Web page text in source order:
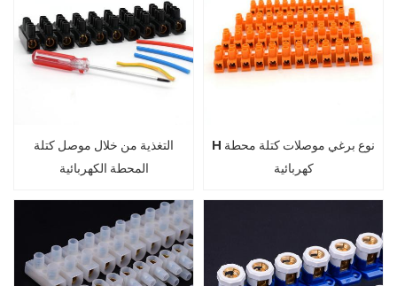
التغذية من خلال موصل كتلة
المحطة الكهربائية
H نوع برغي موصلات كتلة محطة
كهربائية